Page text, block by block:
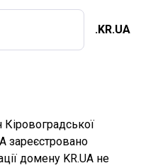
.KR.UA
зареєстровано
домену KR.UA не